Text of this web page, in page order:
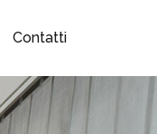
Contatti